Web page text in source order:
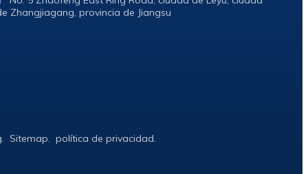
Zhangjiagang, provincia de Jiangsu
. Sitemap. política de privacidad.